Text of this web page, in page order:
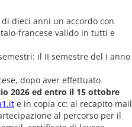
dieci anni un accordo con
francese valido in tutti e
il II semestre del I anno
dopo aver effettuato
2026 ed entro il 15 ottobre
e in copia cc: al recapito mail
al percorso per il